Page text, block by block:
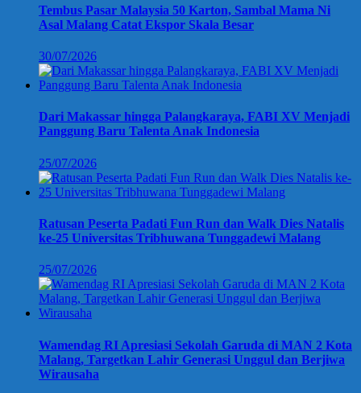
Tembus Pasar Malaysia 50 Karton, Sambal Mama Ni
Asal Malang Catat Ekspor Skala Besar
30/07/2026
Dari Makassar hingga Palangkaraya, FABI XV Menjadi
Panggung Baru Talenta Anak Indonesia
25/07/2026
Ratusan Peserta Padati Fun Run dan Walk Dies Natalis
ke-25 Universitas Tribhuwana Tunggadewi Malang
25/07/2026
Wamendag RI Apresiasi Sekolah Garuda di MAN 2 Kota
Malang, Targetkan Lahir Generasi Unggul dan Berjiwa
Wirausaha